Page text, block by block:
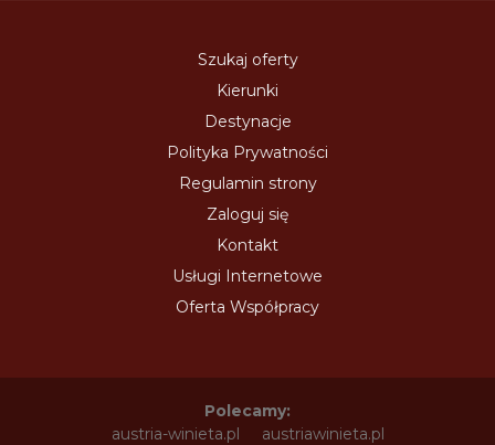
Szukaj oferty
Kierunki
Destynacje
Polityka Prywatności
Regulamin strony
Zaloguj się
Kontakt
Usługi Internetowe
Oferta Współpracy
Polecamy:
austria-winieta.pl
austriawinieta.pl